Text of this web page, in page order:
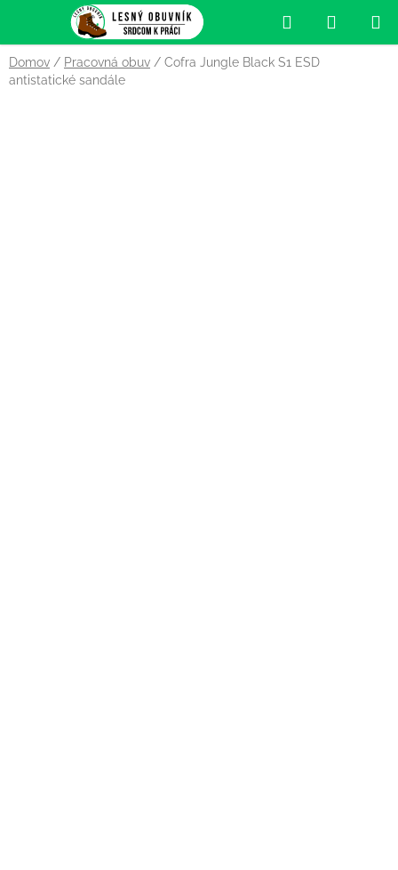
obsah
Hľadať
KOŠÍK
Domov / Pracovná obuv / Cofra Jungle Black S1 ESD
antistatické sandále